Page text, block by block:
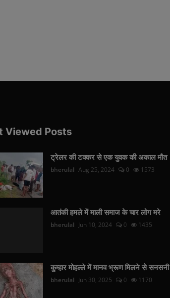
Viewed Posts
ट्रेलर की टक्कर से एक युवक की अकाल मौत
bherulal Aug 25, 2024 0 1573
आतंकी हमले में माली समाज के चार लोग मरे
bherulal Jun 10, 2024 0 1435
कुम्हार मोहल्ले में मानव भ्रूण मिलने से सनसनी
bherulal Jun 30, 2025 0 1170